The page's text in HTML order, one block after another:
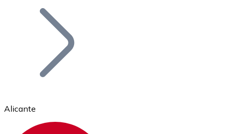
Bitcoin
Alicante